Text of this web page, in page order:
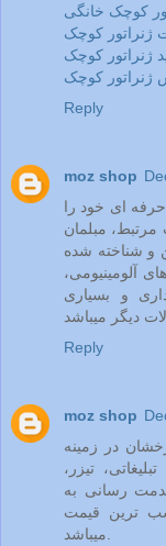
کوچک خانگی
ژنراتور کوچک
ژنراتور کوچک
ژنراتور کوچک
Reply
moz shop
از سال ۱۳۷۱ فعالیت حرفه ای خود را
مبلمان
و شناخته شده
آلومینیومی،
و بسیاری
Reply
moz shop
فعالیت درخشان در زمینه
تیزر،
رسانی به
ترین قیمت